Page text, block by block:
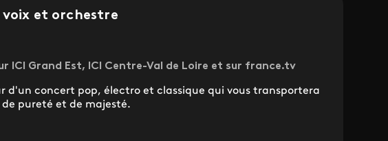
voix et orchestre
ICI Grand Est, ICI Centre-Val de Loire et sur france.tv
d'un concert pop, électro et classique qui vous transportera
pureté et de majesté.